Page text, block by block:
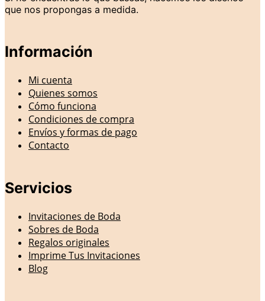
que nos propongas a medida.
Información
Mi cuenta
Quienes somos
Cómo funciona
Condiciones de compra
Envíos y formas de pago
Contacto
Servicios
Invitaciones de Boda
Sobres de Boda
Regalos originales
Imprime Tus Invitaciones
Blog